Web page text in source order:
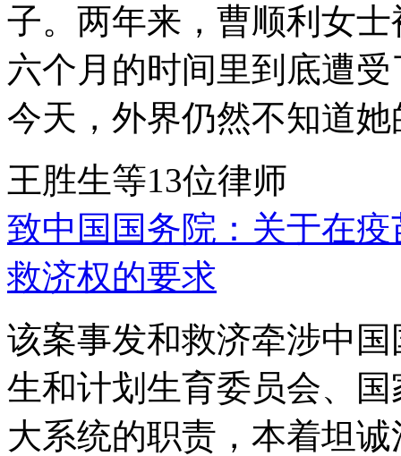
子。两年来，曹顺利女
六个月的时间里到底遭
今天，外界仍然不知道
王胜生等13位律师
致中国国务院：关于在
救济权的要求
该案事发和救济牵涉中
生和计划生育委员会、
大系统的职责，本着坦